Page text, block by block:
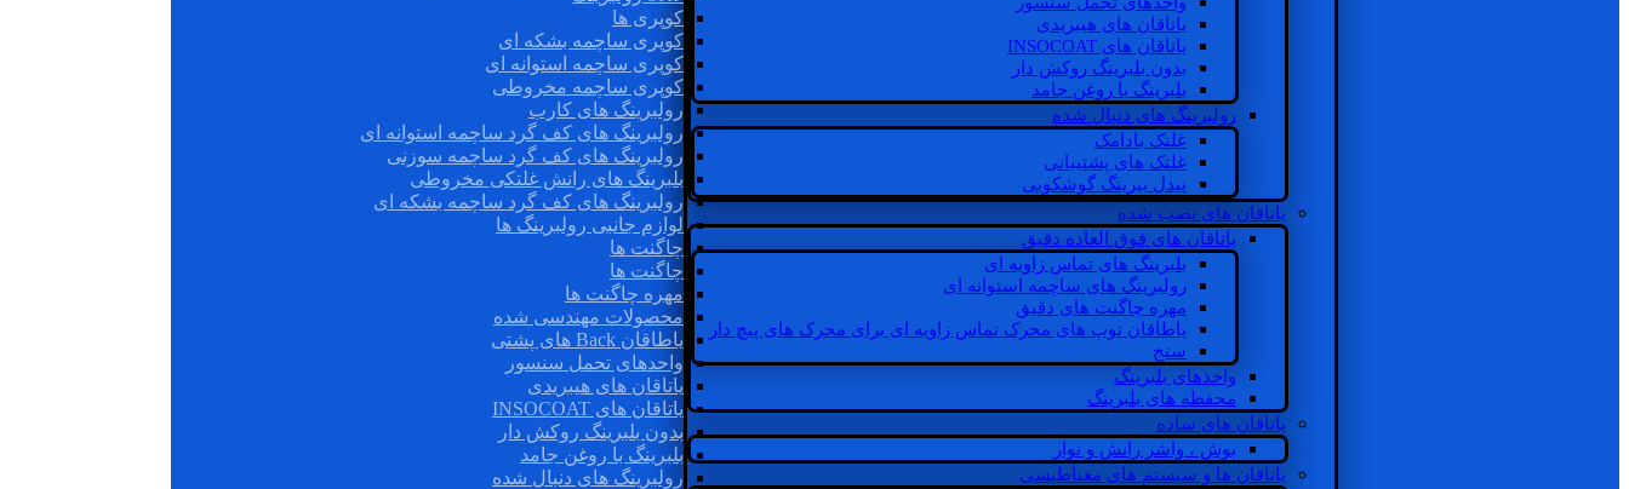
یاتاقان های هیبریدی
یاتاقان های INSOCOAT
بدون بلبرینگ روکش دار
بلبرینگ با روغن جامد
رولبرینگ های دنبال شده
غلتک بادامک
غلتک های پشتیبانی
نیدل بیرینگ گوشکوبی
یاتاقان های نصب شده
یاتاقان های فوق العاده دقیق
بلبرینگ های تماس زاویه ای
رولبرینگ های ساچمه استوانه ای
مهره چاگنت های دقیق
یاطاقان توپ های محرک تماس زاویه ای برای محرک های پیچ دار
سنج
واحدهای بلبرینگ
محفظه های بلبرینگ
یاتاقان های ساده
بوش ، واشر رانش و نوار
یاتاقان ها و سیستم های مغناطیسی
کوپری ها
کوپری ساچمه بشکه ای
کوپری ساچمه استوانه ای
کوپری ساچمه مخروطی
رولبرینگ های کارب
رولبرینگ های کف گرد ساچمه استوانه ای
رولبرینگ های کف گرد ساچمه سوزنی
بلبرینگ های رانش غلتکی مخروطی
رولبرینگ های کف گرد ساچمه بشکه ای
لوازم جانبی رولبرینگ ها
چاگنت ها
چاگنت ها
مهره چاگنت ها
محصولات مهندسی شده
یاطاقان Back های پشتی
واحدهای تحمل سنسور
یاتاقان های هیبریدی
یاتاقان های INSOCOAT
بدون بلبرینگ روکش دار
بلبرینگ با روغن جامد
رولبرینگ های دنبال شده